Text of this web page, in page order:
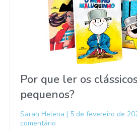
Por que ler os
pequenos?
Sarah Helena 5 de fevereiro de
comentário